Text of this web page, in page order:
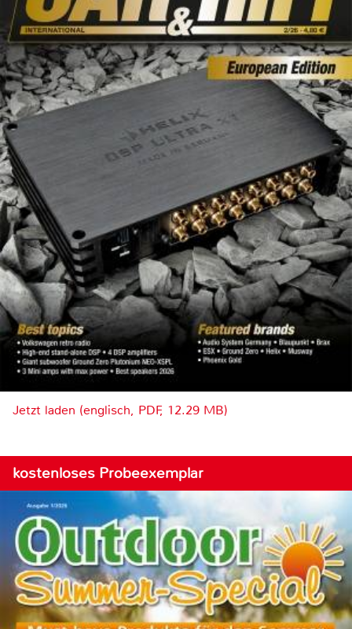
Jetzt laden (englisch, PDF, 12.29 MB)
kostenloses Probeexemplar